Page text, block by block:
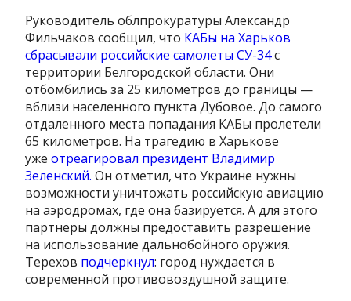
Руководитель облпрокуратуры Александр
Фильчаков сообщил, что КАБы на Харьков
сбрасывали российские самолеты СУ-34с
территории Белгородской области. Они
отбомбились за 25 километров до границы —
вблизи населенного пункта Дубовое. До самого
отдаленного места попадания КАБы пролетели
65 километров. На трагедию в Харькове
ужеотреагировал президент Владимир
Зеленский. Он отметил, что Украине нужны
возможности уничтожать российскую авиацию
на аэродромах, где она базируется. А для этого
партнеры должны предоставить разрешение
на использование дальнобойного оружия.
Терехов подчеркнул: город нуждается в
современной противовоздушной защите.